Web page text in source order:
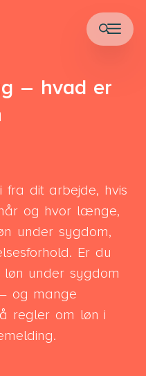
– hvad er
dit arbejde, hvis
og hvor længe,
under sygdom,
Er du
under sygdom
og mange
regler om løn i